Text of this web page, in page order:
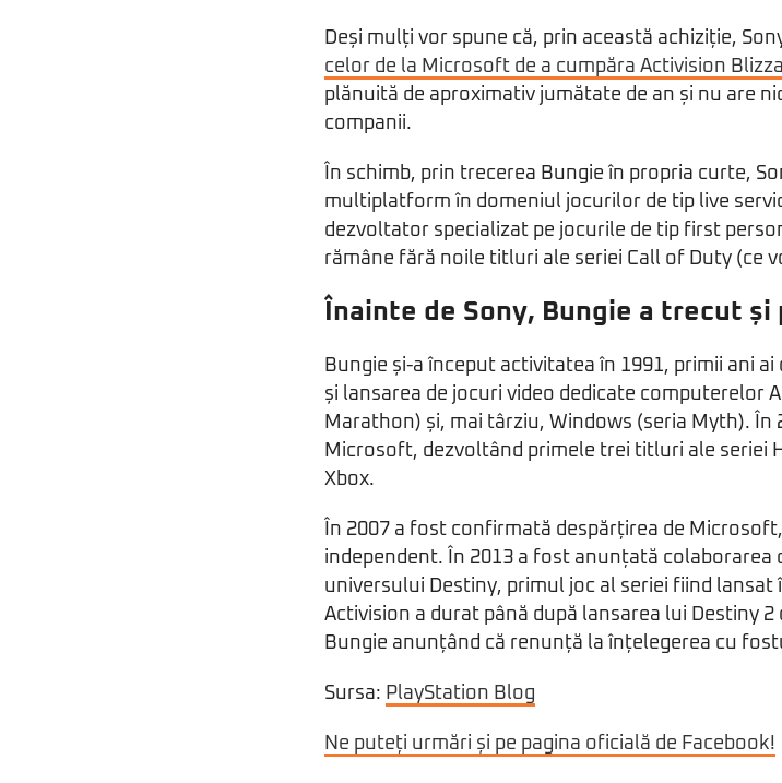
Deși mulți vor spune că, prin această achiziție,
celor de la Microsoft de a cumpăra Activision
plănuită de aproximativ jumătate de an și nu are
companii.
În schimb, prin trecerea Bungie în propria curte,
multiplatform în domeniul jocurilor de tip live
dezvoltator specializat pe jocurile de tip first
rămâne fără noile titluri ale seriei Call of Duty (ce
Înainte de Sony, Bungie a trecut
Bungie și-a început activitatea în 1991, primii ani
și lansarea de jocuri video dedicate computerelor
Marathon) și, mai târziu, Windows (seria Myth). În
Microsoft, dezvoltând primele trei titluri ale seriei
Xbox.
În 2007 a fost confirmată despărțirea de
independent. În 2013 a fost anunțată colaborarea
universului Destiny, primul joc al seriei fiind
Activision a durat până după lansarea lui Destiny
Bungie anunțând că renunță la înțelegerea cu
Sursa: PlayStation Blog
Ne puteți urmări și pe pagina oficială de Facebook!